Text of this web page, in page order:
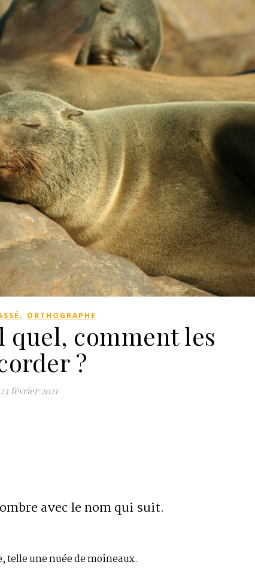
, ORTHOGRAPHE
quel, comment les
?
23 février 2021
avec le nom qui suit.
telle une nuée de moineaux.